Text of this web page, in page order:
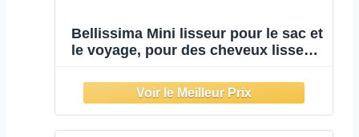
Bellissima Mini lisseur pour le sac et
le voyage, pour des cheveux lisses à
Léger, Revêtement céramique,
Température 200°C, Multi-voltage
automatique, Beauty Bag